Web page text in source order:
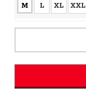
M L XL XXL